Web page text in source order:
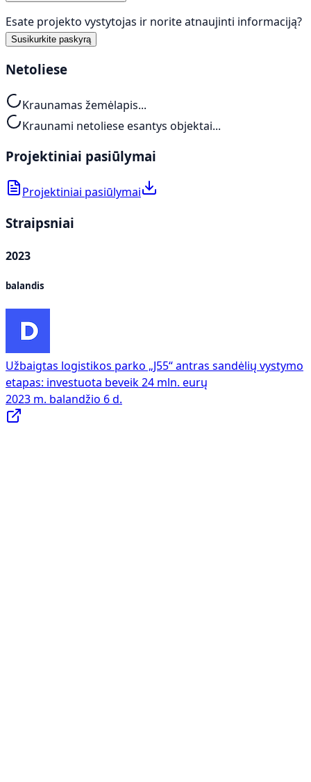
Esate projekto vystytojas ir norite atnaujinti informaciją?
Susikurkite paskyrą
Netoliese
Kraunamas žemėlapis...
Kraunami netoliese esantys objektai...
Projektiniai pasiūlymai
Projektiniai pasiūlymai
Straipsniai
2023
balandis
Užbaigtas logistikos parko „J55“ antras sandėlių vystymo
etapas: investuota beveik 24 mln. eurų
2023 m. balandžio 6 d.